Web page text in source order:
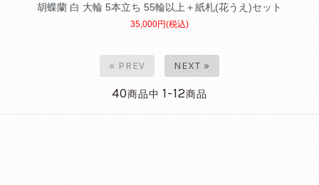
胡蝶蘭 白 大輪 5本立ち 55輪以上＋紙札(花うえ)セット
35,000円(税込)
« PREV NEXT »
40商品中 1-12商品